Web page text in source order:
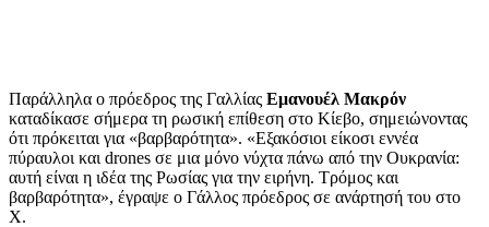
Παράλληλα ο πρόεδρος της Γαλλίας Εμανουέλ Μακρόν
καταδίκασε σήμερα τη ρωσική επίθεση στο Κίεβο, σημειώνοντας
ότι πρόκειται για «βαρβαρότητα». «Εξακόσιοι είκοσι εννέα
πύραυλοι και drones σε μια μόνο νύχτα πάνω από την Ουκρανία:
αυτή είναι η ιδέα της Ρωσίας για την ειρήνη. Τρόμος και
βαρβαρότητα», έγραψε ο Γάλλος πρόεδρος σε ανάρτησή του στο
X.